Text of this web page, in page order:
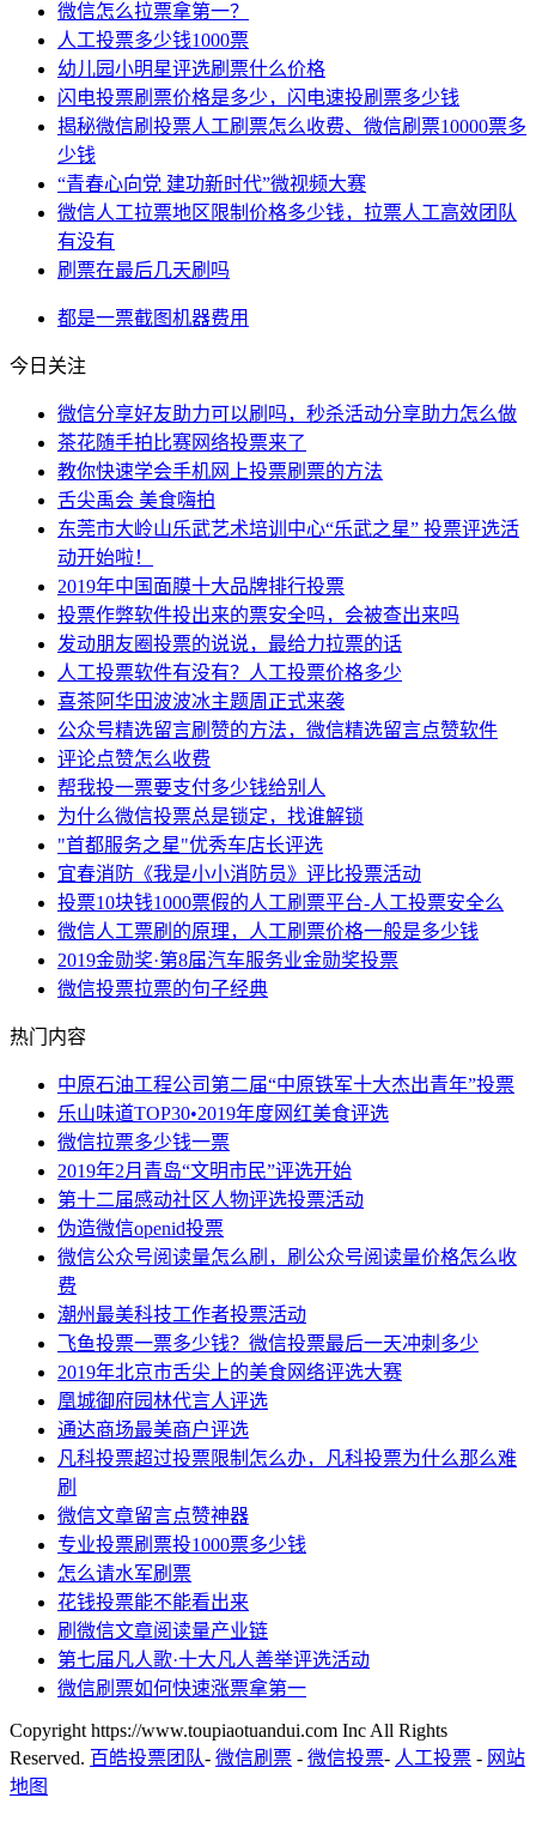
微信怎么拉票拿第一？
人工投票多少钱1000票
幼儿园小明星评选刷票什么价格
闪电投票刷票价格是多少，闪电速投刷票多少钱
揭秘微信刷投票人工刷票怎么收费、微信刷票10000票多
少钱
“青春心向党 建功新时代”微视频大赛
微信人工拉票地区限制价格多少钱，拉票人工高效团队
有没有
刷票在最后几天刷吗
都是一票截图机器费用
今日关注
微信分享好友助力可以刷吗，秒杀活动分享助力怎么做
茶花随手拍比赛网络投票来了
教你快速学会手机网上投票刷票的方法
舌尖禹会 美食嗨拍
东莞市大岭山乐武艺术培训中心“乐武之星” 投票评选活
动开始啦！
2019年中国面膜十大品牌排行投票
投票作弊软件投出来的票安全吗，会被查出来吗
发动朋友圈投票的说说，最给力拉票的话
人工投票软件有没有？人工投票价格多少
喜茶阿华田波波冰主题周正式来袭
公众号精选留言刷赞的方法，微信精选留言点赞软件
评论点赞怎么收费
帮我投一票要支付多少钱给别人
为什么微信投票总是锁定，找谁解锁
"首都服务之星"优秀车店长评选
宜春消防《我是小小消防员》评比投票活动
投票10块钱1000票假的人工刷票平台-人工投票安全么
微信人工票刷的原理，人工刷票价格一般是多少钱
2019金勋奖·第8届汽车服务业金勋奖投票
微信投票拉票的句子经典
热门内容
中原石油工程公司第二届“中原铁军十大杰出青年”投票
乐山味道TOP30•2019年度网红美食评选
微信拉票多少钱一票
2019年2月青岛“文明市民”评选开始
第十二届感动社区人物评选投票活动
伪造微信openid投票
微信公众号阅读量怎么刷，刷公众号阅读量价格怎么收
费
潮州最美科技工作者投票活动
飞鱼投票一票多少钱？微信投票最后一天冲刺多少
2019年北京市舌尖上的美食网络评选大赛
凰城御府园林代言人评选
通达商场最美商户评选
凡科投票超过投票限制怎么办，凡科投票为什么那么难
刷
微信文章留言点赞神器
专业投票刷票投1000票多少钱
怎么请水军刷票
花钱投票能不能看出来
刷微信文章阅读量产业链
第七届凡人歌·十大凡人善举评选活动
微信刷票如何快速涨票拿第一
Copyright https://www.toupiaotuandui.com Inc All Rights
Reserved. 百皓投票团队- 微信刷票 - 微信投票- 人工投票 - 网站
地图